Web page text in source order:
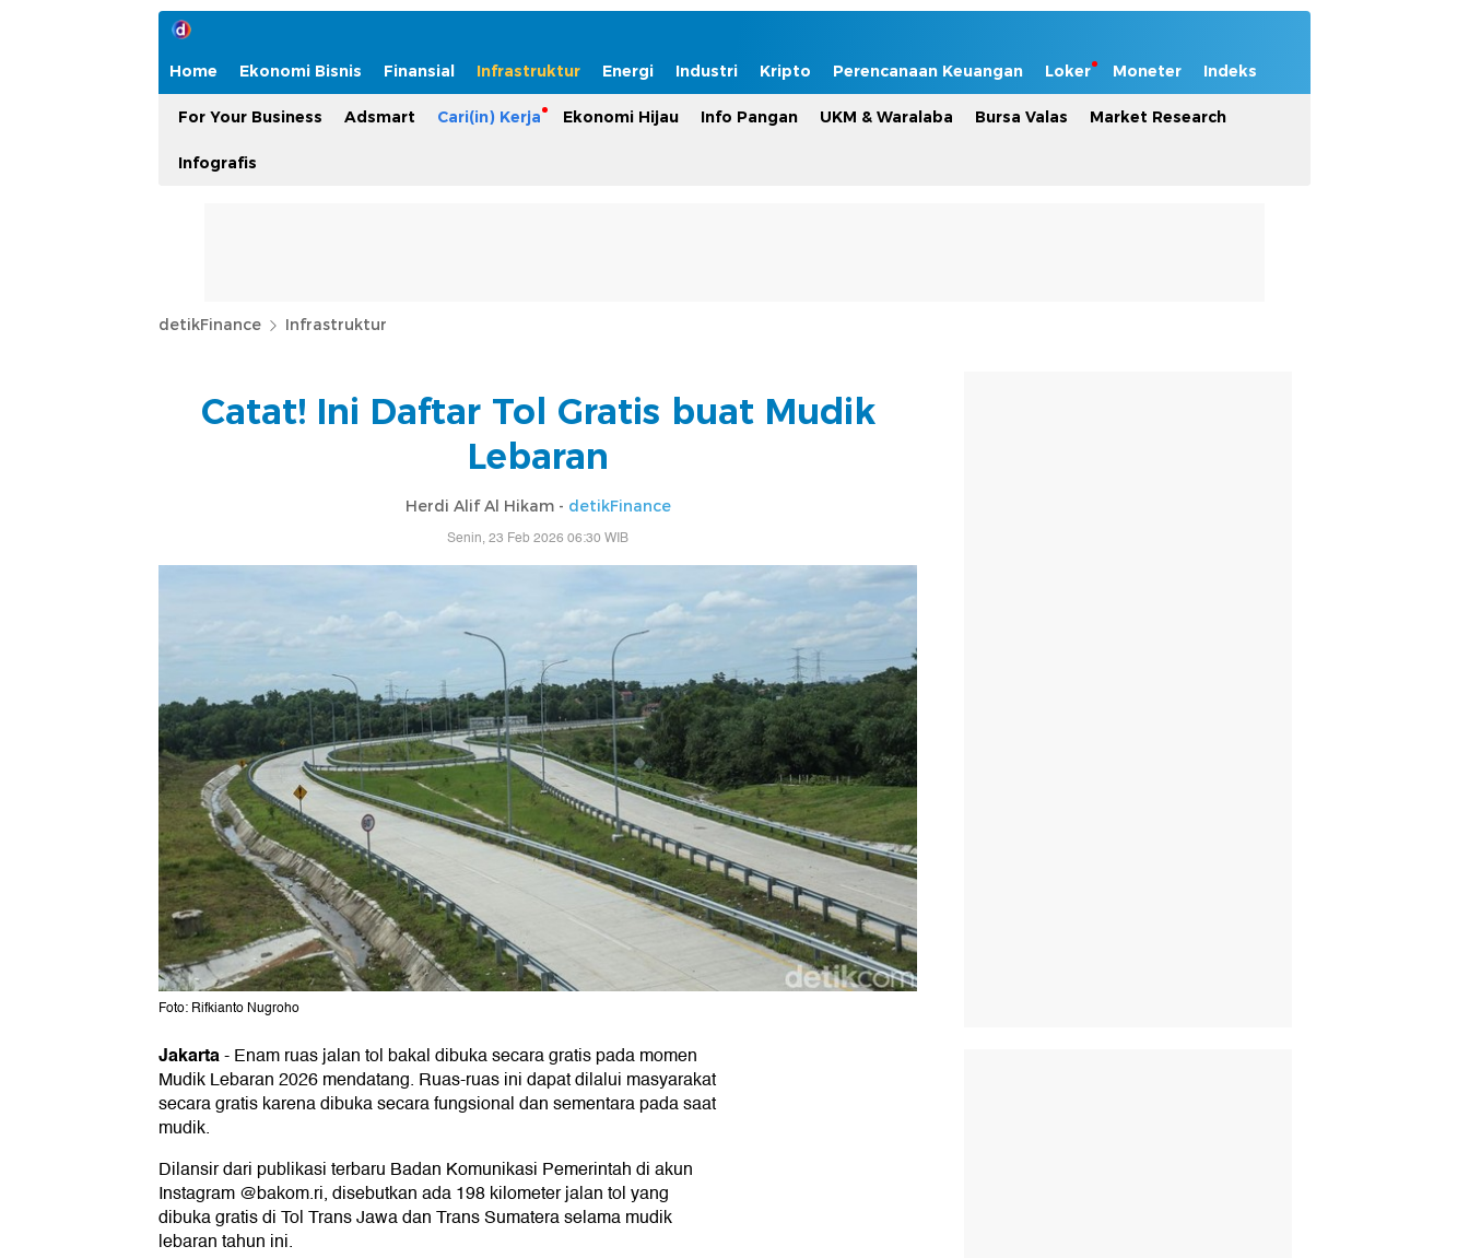
Home Ekonomi Bisnis Finansial Infrastruktur Energi Industri Kripto Perencanaan Keuangan Loker Moneter Indeks
For Your Business Adsmart Cari(in) Kerja Ekonomi Hijau Info Pangan UKM & Waralaba Bursa Valas Market Research
Infografis
detikFinance Infrastruktur
Catat! Ini Daftar Tol Gratis buat Mudik
Lebaran
Herdi Alif Al Hikam - detikFinance
Senin, 23 Feb 2026 06:30 WIB
Foto: Rifkianto Nugroho
Jakarta-Enam ruas jalan tol bakal dibuka secara gratis pada momen
Mudik Lebaran 2026 mendatang. Ruas-ruas ini dapat dilalui masyarakat
secara gratis karena dibuka secara fungsional dan sementara pada saat
mudik.
Dilansir dari publikasi terbaru Badan Komunikasi Pemerintah di akun
Instagram @bakom.ri, disebutkan ada 198 kilometer jalan tol yang
dibuka gratis di Tol Trans Jawa dan Trans Sumatera selama mudik
lebaran tahun ini.